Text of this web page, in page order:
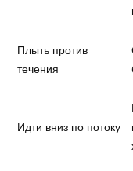
Плыть против
течения
Идти вниз по потоку